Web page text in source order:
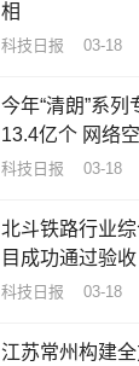
相
科技日报 03-18
今年“清朗”系
13.4亿个 网络
功
科技日报 03-18
北斗铁路行业
目成功通过验收
科技日报 03-18
江苏常州构建